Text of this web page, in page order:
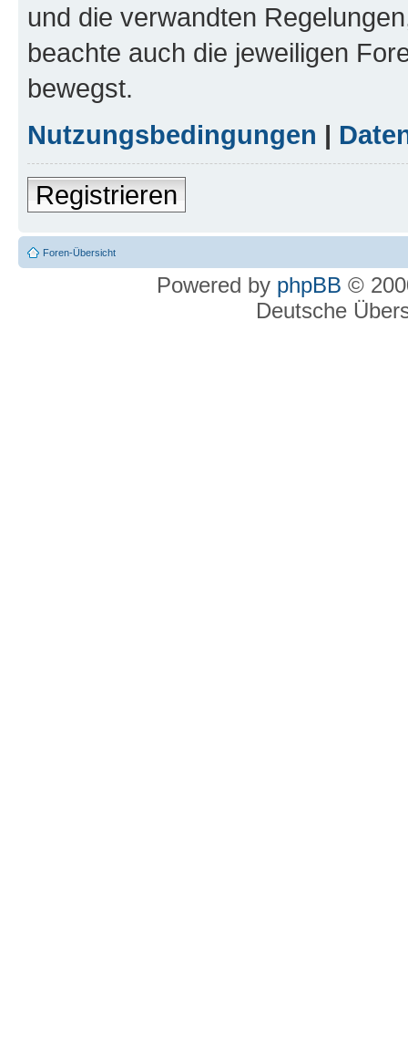
und die verwandten
beachte auch die jeweiligen
bewegst.
Nutzungsbedingungen |
Registrieren
Foren-Übersicht
Powered by phpBB ©
Deutsche